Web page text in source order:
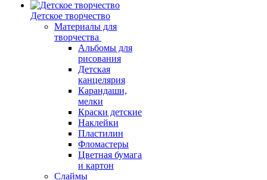
Детское творчество
Материалы для
творчества
Альбомы для
рисования
Детская
канцелярия
Карандаши,
мелки
Краски детские
Наклейки
Пластилин
Фломастеры
Цветная бумага
и картон
Слаймы